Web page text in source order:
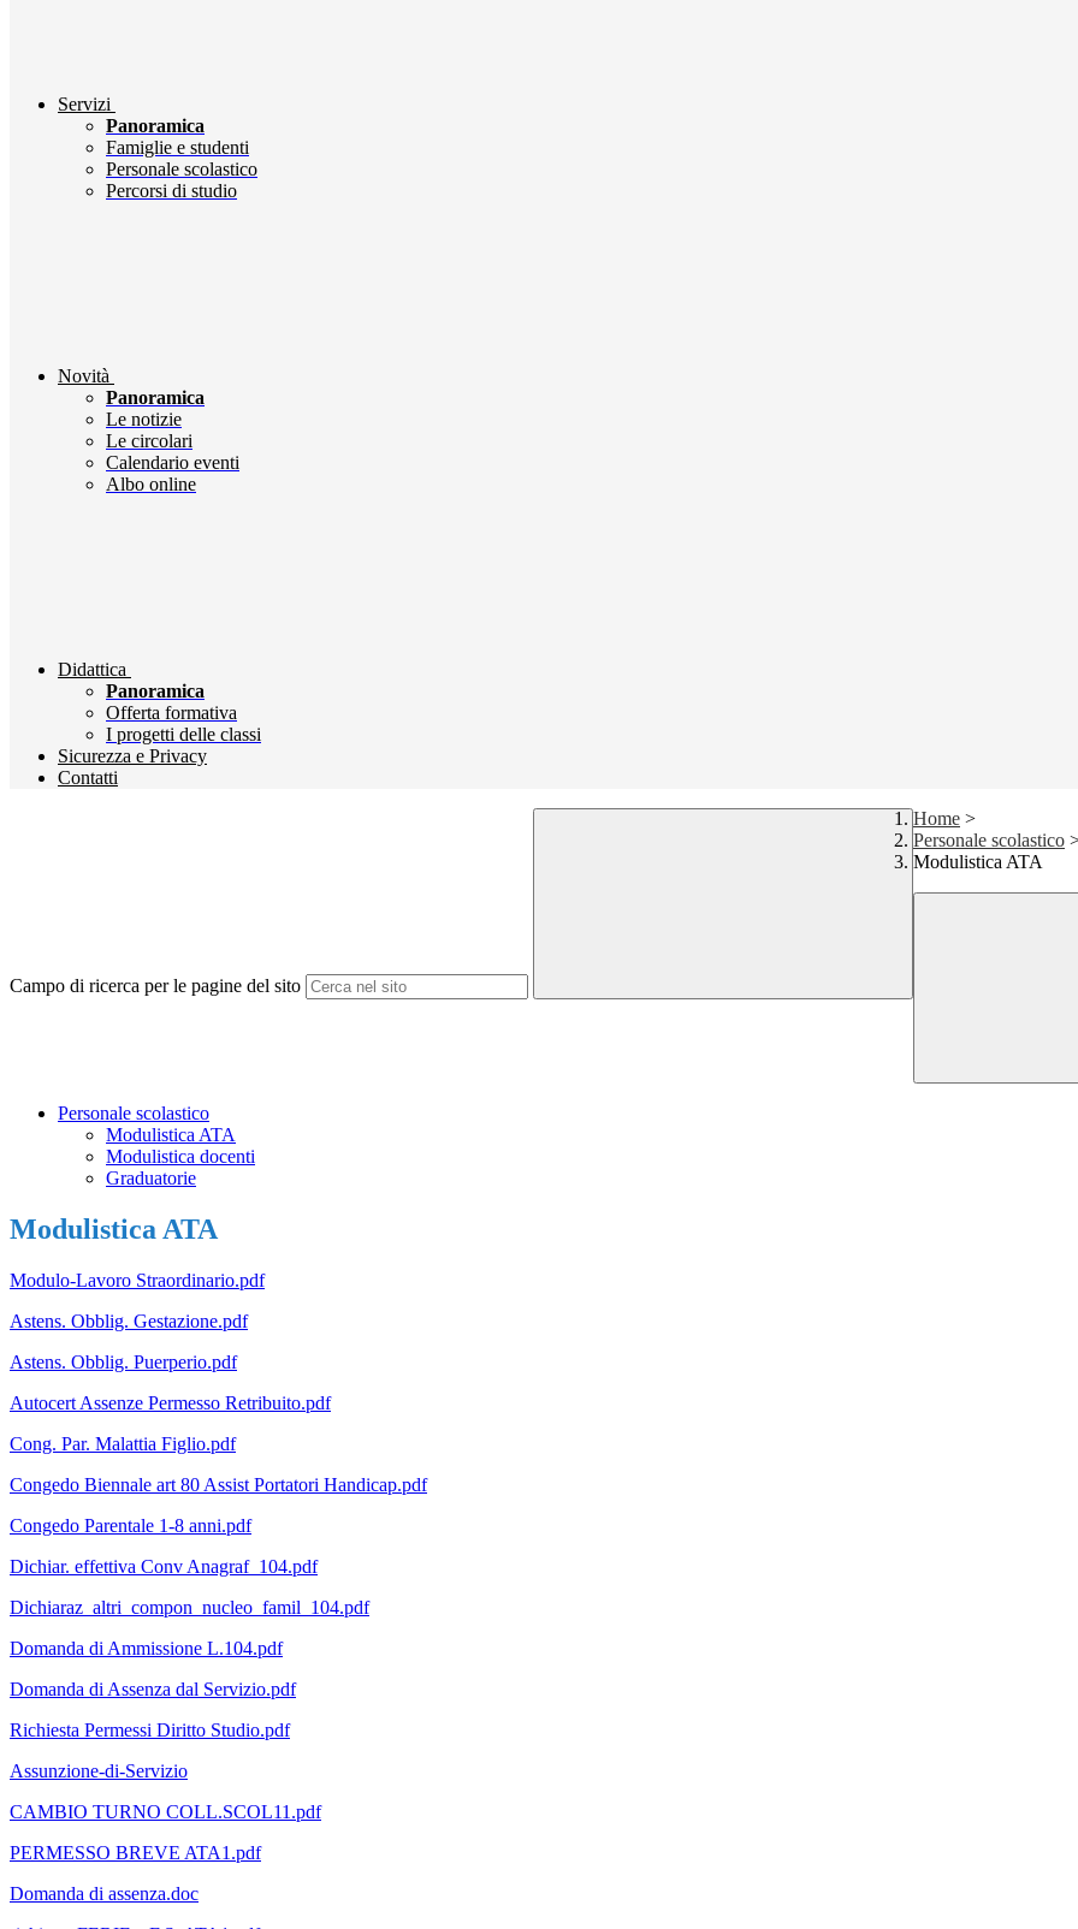
Servizi
Panoramica
Famiglie e studenti
Personale scolastico
Percorsi di studio
Novità
Panoramica
Le notizie
Le circolari
Calendario eventi
Albo online
Didattica
Panoramica
Offerta formativa
I progetti delle classi
Sicurezza e Privacy
Contatti
Campo di ricerca per le pagine del sito
Home >
Personale scolastico
Modulistica ATA
Personale scolastico
Modulistica ATA
Modulistica docenti
Graduatorie
Modulistica ATA
Modulo-Lavoro Straordinario.pdf
Astens. Obblig. Gestazione.pdf
Astens. Obblig. Puerperio.pdf
Autocert Assenze Permesso Retribuito.pdf
Cong. Par. Malattia Figlio.pdf
Congedo Biennale art 80 Assist Portatori Handicap.pdf
Congedo Parentale 1-8 anni.pdf
Dichiar. effettiva Conv Anagraf_104.pdf
Dichiaraz_altri_compon_nucleo_famil_104.pdf
Domanda di Ammissione L.104.pdf
Domanda di Assenza dal Servizio.pdf
Richiesta Permessi Diritto Studio.pdf
Assunzione-di-Servizio
CAMBIO TURNO COLL.SCOL11.pdf
PERMESSO BREVE ATA1.pdf
Domanda di assenza.doc